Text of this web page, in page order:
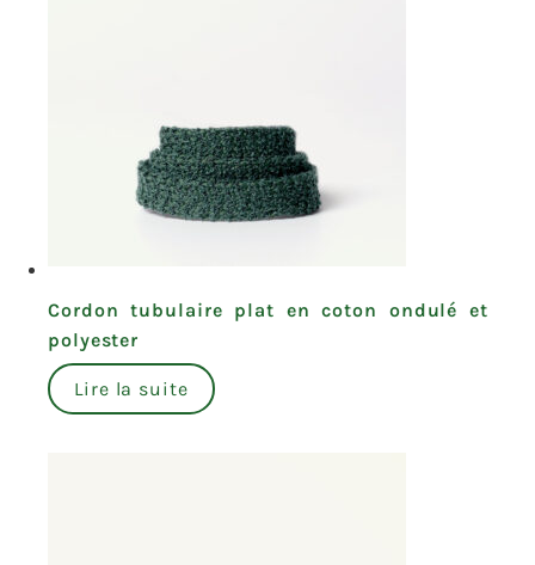
Cordon tubulaire plat en coton ondulé et
polyester
Lire la suite